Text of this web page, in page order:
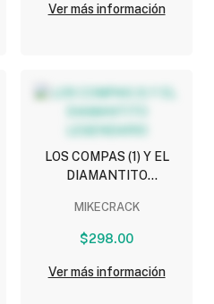
Ver más información
LOS COMPAS (1) Y EL
DIAMANTITO
MIKECRACK
$298.00
Ver más información